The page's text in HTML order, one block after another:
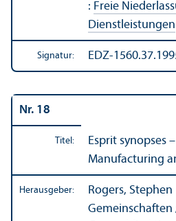
: Freie
Dienstleistungen
Signatur: EDZ-
Nr. 18
Titel:
Esprit synopses
Manufacturing
Herausgeber:
Rogers,